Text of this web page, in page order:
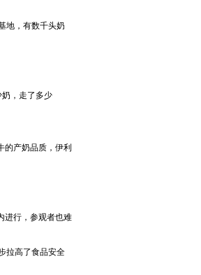
地，有数千头奶
，走了多少
的产奶品质，伊利
进行，参观者也难
拉高了食品安全